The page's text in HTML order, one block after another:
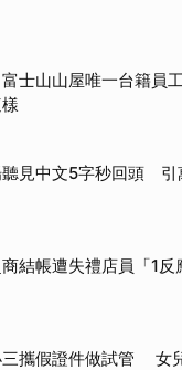
富士山山屋唯一台籍
見中文5字秒回頭 引
結帳遭失禮店員「1
攜假證件做試管 女